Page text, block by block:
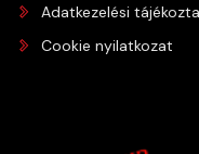
Adatkezelési
Cookie nyilatkozat